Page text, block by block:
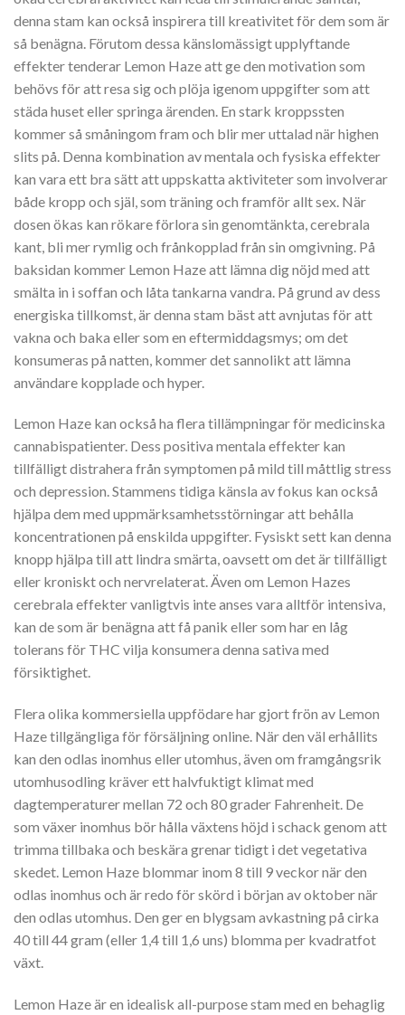
denna stam kan också inspirera till kreativitet för dem som är
så benägna. Förutom dessa känslomässigt upplyftande
effekter tenderar Lemon Haze att ge den motivation som
behövs för att resa sig och plöja igenom uppgifter som att
städa huset eller springa ärenden. En stark kroppssten
kommer så småningom fram och blir mer uttalad när highen
slits på. Denna kombination av mentala och fysiska effekter
kan vara ett bra sätt att uppskatta aktiviteter som involverar
både kropp och själ, som träning och framför allt sex. När
dosen ökas kan rökare förlora sin genomtänkta, cerebrala
kant, bli mer rymlig och frånkopplad från sin omgivning. På
baksidan kommer Lemon Haze att lämna dig nöjd med att
smälta in i soffan och låta tankarna vandra. På grund av dess
energiska tillkomst, är denna stam bäst att avnjutas för att
vakna och baka eller som en eftermiddagsmys; om det
konsumeras på natten, kommer det sannolikt att lämna
användare kopplade och hyper.
Lemon Haze kan också ha flera tillämpningar för medicinska
cannabispatienter. Dess positiva mentala effekter kan
tillfälligt distrahera från symptomen på mild till måttlig stress
och depression. Stammens tidiga känsla av fokus kan också
hjälpa dem med uppmärksamhetsstörningar att behålla
koncentrationen på enskilda uppgifter. Fysiskt sett kan denna
knopp hjälpa till att lindra smärta, oavsett om det är tillfälligt
eller kroniskt och nervrelaterat. Även om Lemon Hazes
cerebrala effekter vanligtvis inte anses vara alltför intensiva,
kan de som är benägna att få panik eller som har en låg
tolerans för THC vilja konsumera denna sativa med
försiktighet.
Flera olika kommersiella uppfödare har gjort frön av Lemon
Haze tillgängliga för försäljning online. När den väl erhållits
kan den odlas inomhus eller utomhus, även om framgångsrik
utomhusodling kräver ett halvfuktigt klimat med
dagtemperaturer mellan 72 och 80 grader Fahrenheit. De
som växer inomhus bör hålla växtens höjd i schack genom att
trimma tillbaka och beskära grenar tidigt i det vegetativa
skedet. Lemon Haze blommar inom 8 till 9 veckor när den
odlas inomhus och är redo för skörd i början av oktober när
den odlas utomhus. Den ger en blygsam avkastning på cirka
40 till 44 gram (eller 1,4 till 1,6 uns) blomma per kvadratfot
växt.
Lemon Haze är en idealisk all-purpose stam med en behaglig